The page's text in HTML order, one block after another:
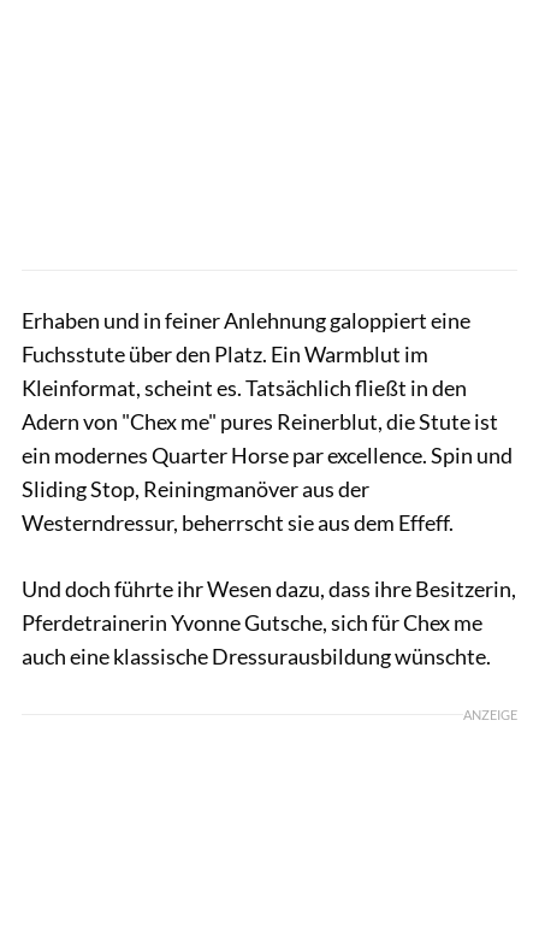
Erhaben und in feiner Anlehnung galoppiert eine
Fuchsstute über den Platz. Ein Warmblut im
Kleinformat, scheint es. Tatsächlich fließt in den
Adern von "Chex me" pures Reinerblut, die Stute ist
ein modernes Quarter Horse par excellence. Spin und
Sliding Stop, Reiningmanöver aus der
Westerndressur, beherrscht sie aus dem Effeff.
Und doch führte ihr Wesen dazu, dass ihre Besitzerin,
Pferdetrainerin Yvonne Gutsche, sich für Chex me
auch eine klassische Dressurausbildung wünschte.
ANZEIGE